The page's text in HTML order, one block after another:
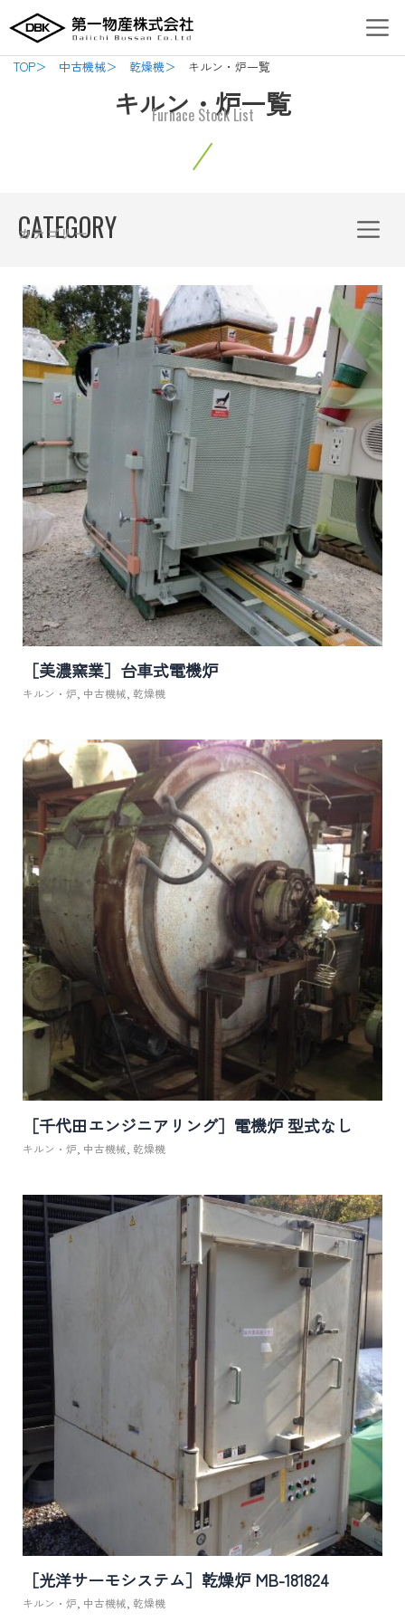
容
を
Menu
TOP＞ 中古機械＞ 乾燥機＞ キルン・炉一覧
キルン・炉一覧
Furnace Stock List
CATEGORY
カテゴリー Menu
［美濃窯業］台車式電機炉
キルン・炉 中古機械 乾燥機
［千代田エンジニアリング］電機炉 型式なし
キルン・炉 中古機械 乾燥機
［光洋サーモシステム］乾燥炉 MB-181824
キルン・炉, 中古機械, 乾燥機